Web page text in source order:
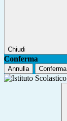
Chiudi
Conferma
Annulla Conferma